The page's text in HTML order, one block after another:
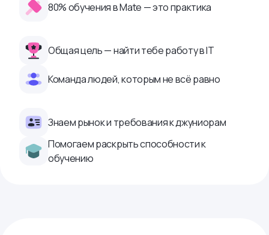
80% обучения в Mate — это практика
Общая цель — найти тебе работу в IТ
Команда людей, которым не всё равно
Знаем рынок и требования к джуниорам
Помогаем раскрыть способности к
обучению